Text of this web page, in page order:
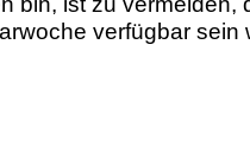
verfügbar sein